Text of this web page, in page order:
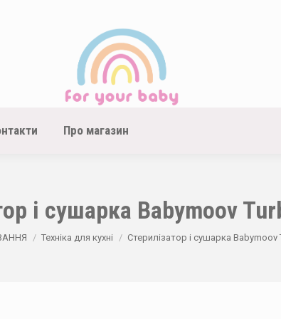
Про магазин
і сушарка Babymoov
Техніка для кухні Стерилізатор і сушарка Babymoov